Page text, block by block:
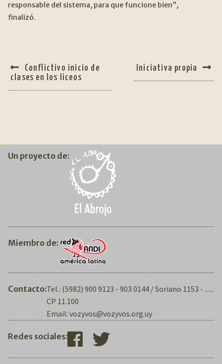
responsable del sistema, para que funcione bien”,
finalizó.
NAVEGACIÓN
DE
ENTRADAS
Anterior:
Conflictivo inicio de
clases en los liceos
Siguiente:
Iniciativa propia
Un proyecto de:
Miembro de:
Contacto:Tel.: (5982) 900 9123 - 903 0144 / Soriano 1153 -
CP 11.100
Email: vozyvos@vozyvos.org.uy
......
Redes sociales: